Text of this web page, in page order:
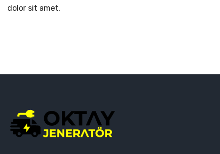
dolor sit amet,